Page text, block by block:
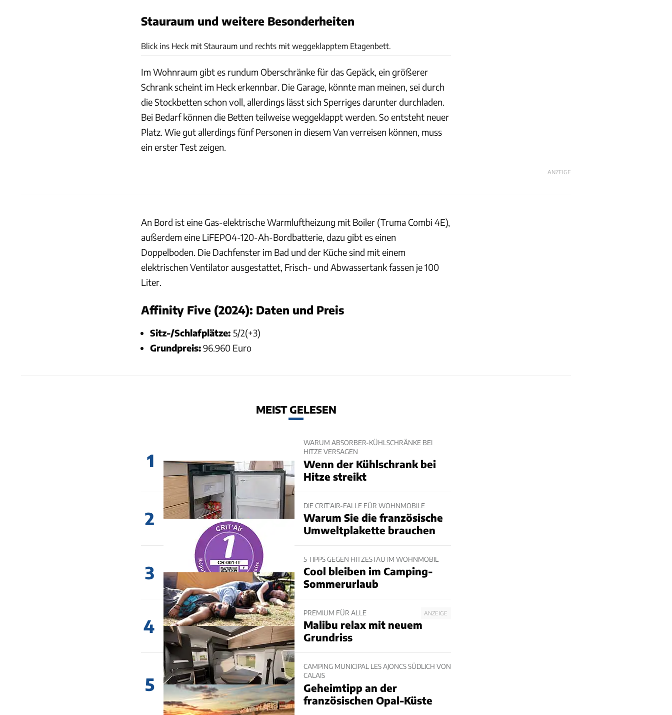
Stauraum und weitere Besonderheiten
Blick ins Heck mit Stauraum und rechts mit weggeklapptem Etagenbett.
Im Wohnraum gibt es rundum Oberschränke für das Gepäck, ein größerer
Schrank scheint im Heck erkennbar. Die Garage, könnte man meinen, sei durch
die Stockbetten schon voll, allerdings lässt sich Sperriges darunter durchladen.
Bei Bedarf können die Betten teilweise weggeklappt werden. So entsteht neuer
Platz. Wie gut allerdings fünf Personen in diesem Van verreisen können, muss
ein erster Test zeigen.
ANZEIGE
An Bord ist eine Gas-elektrische Warmluftheizung mit Boiler (Truma Combi 4E),
außerdem eine LiFEPO4-120-Ah-Bordbatterie, dazu gibt es einen
Doppelboden. Die Dachfenster im Bad und der Küche sind mit einem
elektrischen Ventilator ausgestattet, Frisch- und Abwassertank fassen je 100
Liter.
Affinity Five (2024): Daten und Preis
Sitz-/Schlafplätze: 5/2(+3)
Grundpreis:96.960 Euro
MEIST GELESEN
1
WARUM ABSORBER-KÜHLSCHRÄNKE BEI
HITZE VERSAGEN
Wenn der Kühlschrank bei
Hitze streikt
2
DIE CRIT’AIR-FALLE FÜR WOHNMOBILE
Warum Sie die französische
Umweltplakette brauchen
3
5 TIPPS GEGEN HITZESTAU IM WOHNMOBIL
Cool bleiben im Camping-
Sommerurlaub
4
ANZEIGE
PREMIUM FÜR ALLE
Malibu relax mit neuem
Grundriss
5
CAMPING MUNICIPAL LES AJONCS SÜDLICH VON
CALAIS
Geheimtipp an der
französischen Opal-Küste